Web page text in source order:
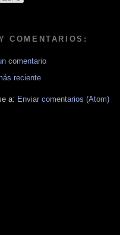
COMENTARIOS:
comentario
reciente
a: Enviar comentarios (Atom)